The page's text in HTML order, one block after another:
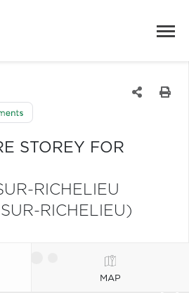
STOREY FOR
RICHELIEU
RICHELIEU)
MAP